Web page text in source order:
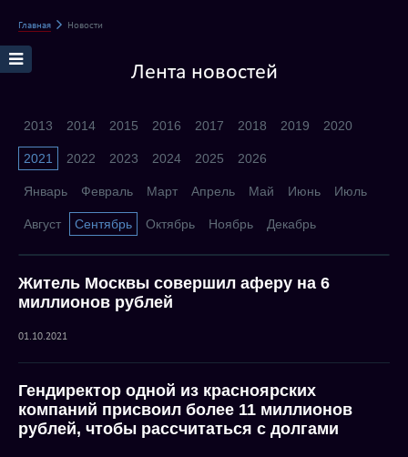
Главная Новости
Лента новостей
2013 2014 2015 2016 2017 2018 2019 2020
2021 2022 2023 2024 2025 2026
Январь Февраль Март Апрель Май Июнь Июль
Август Сентябрь Октябрь Ноябрь Декабрь
Житель Москвы совершил аферу на 6
миллионов рублей
01.10.2021
Гендиректор одной из красноярских
компаний присвоил более 11 миллионов
рублей, чтобы рассчитаться с долгами